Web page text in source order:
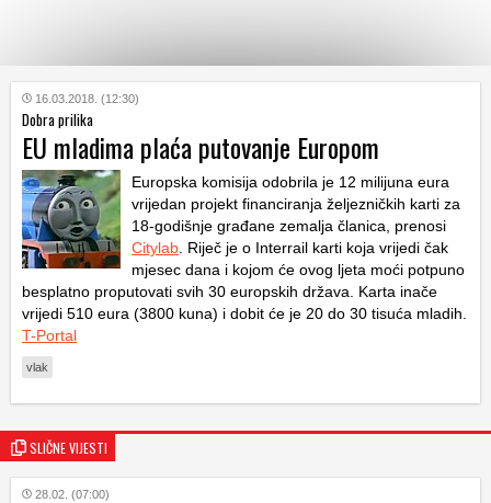
KATEGORIJE
HRVATSKI
WEB
16.03.2018. (12:30)
Dobra prilika
EU mladima plaća putovanje Europom
Europska komisija odobrila je 12 milijuna eura
vrijedan projekt financiranja željezničkih karti za
18-godišnje građane zemalja članica, prenosi
Citylab . Riječ je o Interrail karti koja vrijedi čak
mjesec dana i kojom će ovog ljeta moći potpuno
besplatno proputovati svih 30 europskih država. Karta inače
vrijedi 510 eura (3800 kuna) i dobit će je 20 do 30 tisuća mladih.
T-Portal
vlak
SLIČNE VIJESTI
28.02. (07:00)